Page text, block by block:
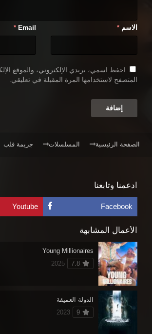
الاسم *
Email
*
احفظ اسمي، بريدي الإلكتروني، والموقع
المتصفح لاستخدامها المرة المقبلة في تعليقي.
الصفحة الرئيسية المسلسلات جريمة قلب
ادعمنا وتابعنا
Facebook
Youtube
الأعمال المشابهة
Young Millionaires
7.8
2025
الدولة العميقة
9
2023